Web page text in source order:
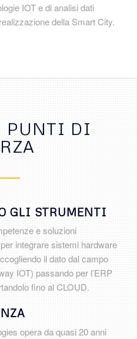
IOT e di analisi dati
della Smart City.
PUNTI DI
GLI STRUMENTI
e soluzioni
integrare sistemi hardware
il dato dal campo
IOT) passando per l’ERP
fino al CLOUD.
opera da quasi 20 anni